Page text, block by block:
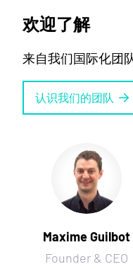
欢迎了解
来自我们国际化团
认识我们的团队
Maxime Guilbot
Founder & CEO